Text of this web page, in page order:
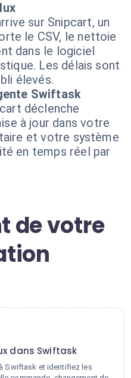
sur Snipcart, un
le CSV, le nettoie
dans le logiciel
Les délais sont
élevés.
Swiftask
déclenche
à jour dans votre
et votre système
en temps réel par
de votre
dans Swiftask
Swiftask et identifiez les